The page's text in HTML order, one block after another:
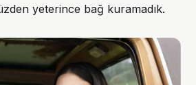
yeterince bağ kuramadık.